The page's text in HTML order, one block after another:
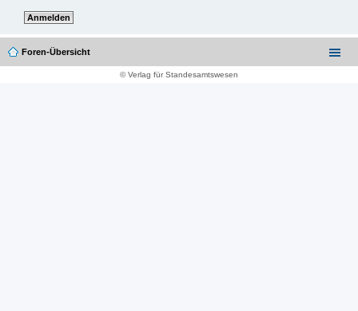
Foren-Übersicht
© Verlag für Standesamtswesen